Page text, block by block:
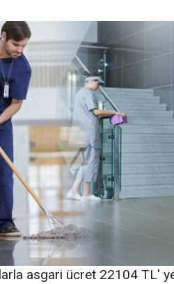
asgari ücret 22104 TL'